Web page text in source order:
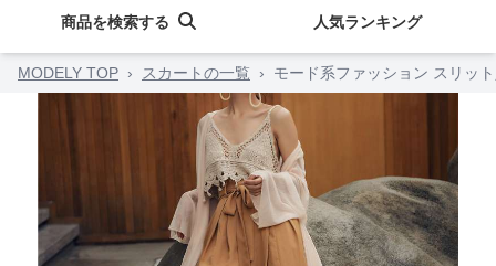
商品を検索する 人気ランキング
MODELY TOP › スカートの一覧 › モード系ファッション スリッ